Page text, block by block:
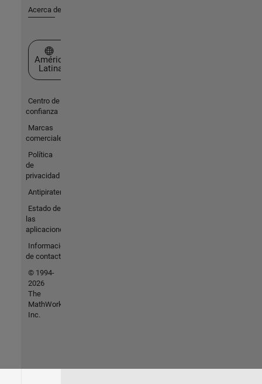
Acerca de MathWorks
Seleccione un país/idioma
América
Latina
Centro de
confianza
Marcas
comerciales
Política
de
privacidad
Antipiratería
Estado de
las
aplicaciones
Información
de contacto
© 1994-
2026
The
MathWorks,
Inc.